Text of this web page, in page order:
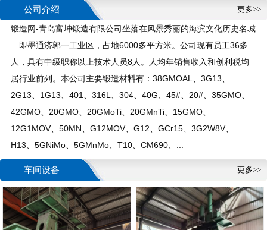
更多>>
公司介绍
锻造网-青岛富坤锻造有限公司坐落在风景秀丽的海滨文化历史名城
—即墨通济郭一工业区，占地6000多平方米。公司现有员工36多
人，具有中级职称以上技术人员8人。人均年销售收入和创利税均
居行业前列。本公司主要锻造材料有：38GMOAL、3G13、
2G13、1G13、401、316L、304、40G、45#、20#、35GMO、
42GMO、20GMO、20GMoTi、20GMnTi、15GMO、
12G1MOV、50MN、G12MOV、G12、GCr15、3G2W8V、
H13、5GNiMo、5GMnMo、T10、CM690、...
更多>>
车间设备